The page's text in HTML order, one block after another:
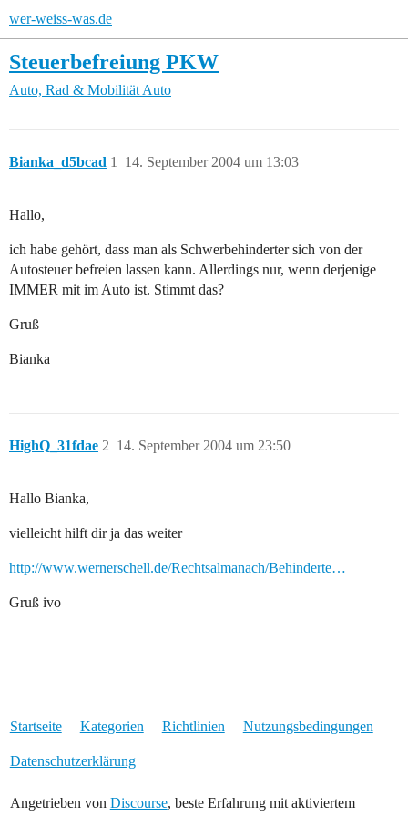
wer-weiss-was.de
Steuerbefreiung PKW
Auto, Rad & Mobilität Auto
Bianka_d5bcad 14. September 2004 um 13:03
1
Hallo,
ich habe gehört, dass man als Schwerbehinderter sich von der
Autosteuer befreien lassen kann. Allerdings nur, wenn derjenige
IMMER mit im Auto ist. Stimmt das?
Gruß
Bianka
HighQ_31fdae 14. September 2004 um 23:50
2
Hallo Bianka,
vielleicht hilft dir ja das weiter
http://www.wernerschell.de/Rechtsalmanach/Behinderte…
Gruß ivo
Startseite Kategorien Richtlinien Nutzungsbedingungen
Datenschutzerklärung
Angetrieben von Discourse, beste Erfahrung mit aktiviertem